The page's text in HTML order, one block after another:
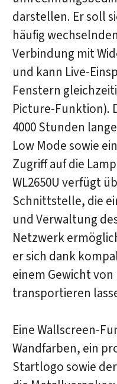
darstellen. Er soll
häufig
Verbindung mit
und kann Live-
Fenstern
Picture-Funktion).
4000 Stunden
Low Mode sowie
Zugriff auf die
WL2650U verfügt
Schnittstelle, die
und Verwaltung
Netzwerk
er sich dank
einem Gewicht
transportieren
Eine Wallscreen-
Wandfarben, ein
Startlogo sowie